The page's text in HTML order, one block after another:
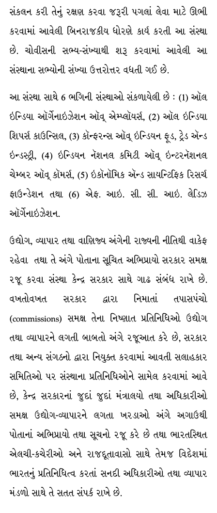
સંકલન કરી તેનું રક્ષણ કરવા જરૂરી પગલાં લેવા માટે ઊભી
કરવામાં આવેલી બિનરાજકીય ધોરણે કાર્ય કરતી આ સંસ્થા
છે. ચોવીસની સભ્ય-સંખ્યાથી શરૂ કરવામાં આવેલી આ
સંસ્થાના સભ્યોની સંખ્યા ઉત્તરોત્તર વધતી ગઈ છે.
આ સંસ્થા સાથે 6 ભગિની સંસ્થાઓ સંકળાયેલી છે : (1) ઑલ
ઇન્ડિયા ઑર્ગેનાઇઝેશન ઑવ્ એમ્પ્લૉયર્સ, (2) ઑલ ઇન્ડિયા
શિપર્સ કાઉન્સિલ, (3) કૉન્ફરન્સ ઑવ્ ઇન્ડિયન ફૂડ, ટ્રેડ ઍન્ડ
ઇન્ડસ્ટ્રી, (4) ઇન્ડિયન નૅશનલ કમિટી ઑવ્ ઇન્ટરનૅશનલ
ચેમ્બર ઑવ્ કૉમર્સ, (5) ઇકૉનૉમિક ઍન્ડ સાયન્ટિફિક રિસર્ચ
ફાઉન્ડેશન તથા (6) એફ. આઇ. સી. સી. આઇ. લેડિઝ
ઑર્ગેનાઇઝેશન.
ઉદ્યોગ, વ્યાપાર તથા વાણિજ્ય અંગેની રાજ્યની નીતિથી વાકેફ
રહેવા તથા તે અંગે પોતાના સૂચિત અભિપ્રાયો સરકાર સમક્ષ
રજૂ કરવા સંસ્થા કેન્દ્ર સરકાર સાથે ગાઢ સંબંધ રાખે છે.
વખતોવખત સરકાર દ્વારા નિમાતાં તપાસપંચો
(commissions) સમક્ષ તેના નિષ્ણાત પ્રતિનિધિઓ ઉદ્યોગ
તથા વ્યાપારને લગતી બાબતો અંગે રજૂઆત કરે છે, સરકાર
તથા અન્ય સંગઠનો દ્વારા નિયુક્ત કરવામાં આવતી સલાહકાર
સમિતિઓ પર સંસ્થાના પ્રતિનિધિઓને સામેલ કરવામાં આવે
છે, કેન્દ્ર સરકારનાં જુદાં જુદાં મંત્રાલયો તથા અધિકારીઓ
સમક્ષ ઉદ્યોગ-વ્યાપારને લગતા ખરડાઓ અંગે અગાઉથી
પોતાનાં અભિપ્રાયો તથા સૂચનો રજૂ કરે છે તથા ભારતસ્થિત
એલચી-કચેરીઓ અને રાજદૂતાવાસો સાથે તેમજ વિદેશમાં
ભારતનું પ્રતિનિધિત્વ કરતાં સનદી અધિકારીઓ તથા વ્યાપાર
મંડળો સાથે તે સતત સંપર્ક રાખે છે.